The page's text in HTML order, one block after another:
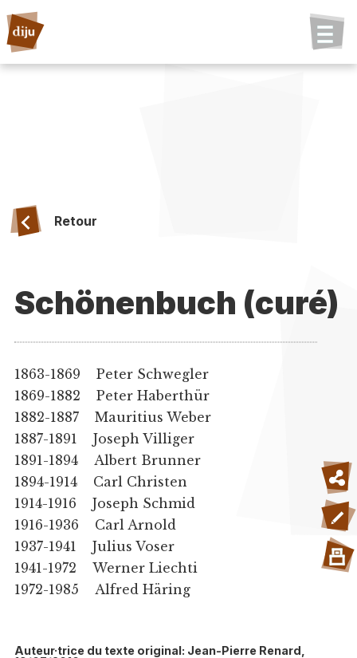
Retour
Schönenbuch (curé)
1863-1869 Peter Schwegler
1869-1882 Peter Haberthür
1882-1887 Mauritius Weber
1887-1891 Joseph Villiger
1891-1894 Albert Brunner
1894-1914 Carl Christen
1914-1916 Joseph Schmid
1916-1936 Carl Arnold
1937-1941 Julius Voser
1941-1972 Werner Liechti
1972-1985 Alfred Häring
Auteur·trice du texte original: Jean-Pierre Renard,